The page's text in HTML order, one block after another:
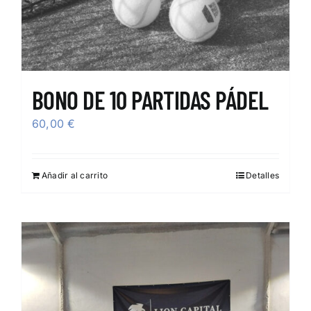
BONO DE 10 PARTIDAS PÁDEL
60,00€
Añadir al carrito Detalles